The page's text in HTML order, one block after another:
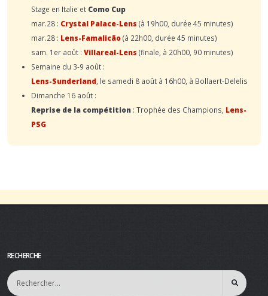
Stage en Italie et Como Cup
mar.28 : Crystal Palace-Lens (à 19h00, durée 45 minutes)
mar.28 : Lens-Famalicão(à 22h00, durée 45 minutes)
sam. 1er août : Villareal-Lens (finale, à 20h00, 90 minutes)
Semaine du 3-9 août :
Lens-Sunderland , le samedi 8 août à 16h00, à Bollaert-Delelis
Dimanche 16 août :
Reprise de la compétition : Trophée des Champions, Lens-
PSG
RECHERCHE